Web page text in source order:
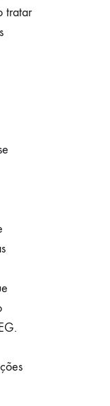
tratar